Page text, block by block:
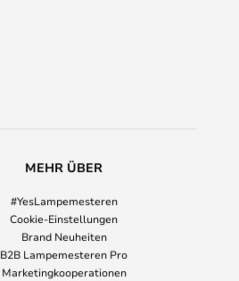
MEHR ÜBER
#YesLampemesteren
Cookie-Einstellungen
Brand Neuheiten
B2B Lampemesteren Pro
Marketingkooperationen